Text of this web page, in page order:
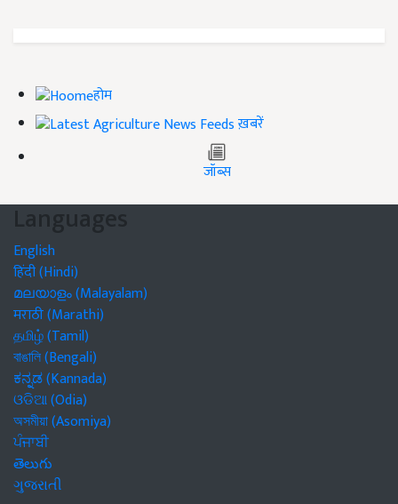
होम
ख़बरें
जॉब्स
Languages
English
हिंदी (Hindi)
മലയാളം (Malayalam)
मराठी (Marathi)
தமிழ் (Tamil)
বাঙালি (Bengali)
ಕನ್ನಡ (Kannada)
ଓଡିଆ (Odia)
অসমীয়া (Asomiya)
ਪੰਜਾਬੀ
తెలుగు
ગુજરાતી